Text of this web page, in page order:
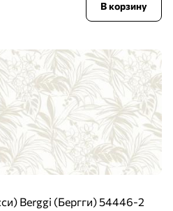
В корзину
Berggi (Бергги) 54446-2